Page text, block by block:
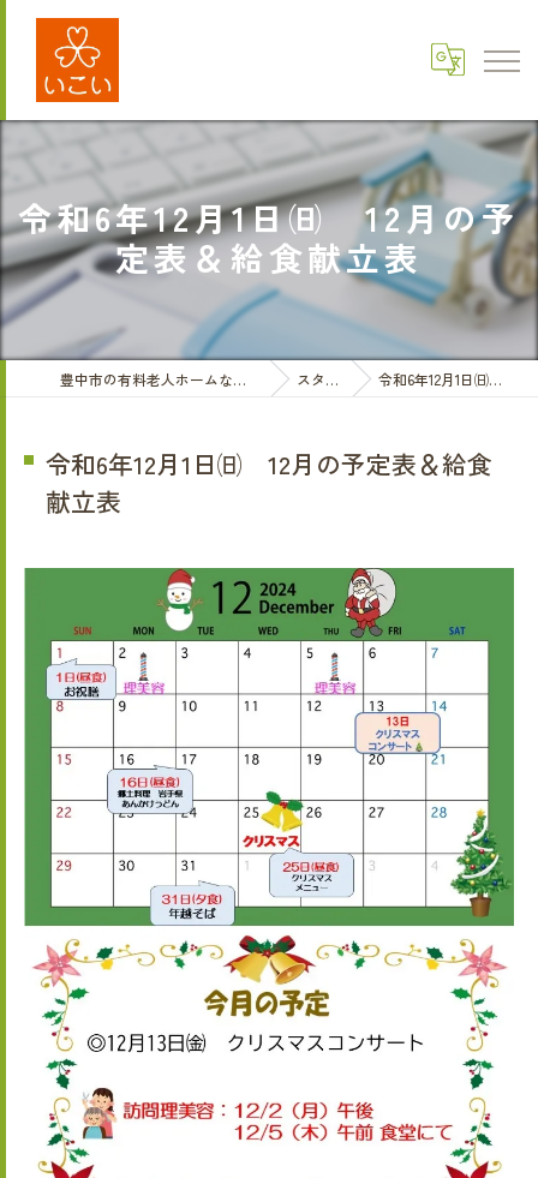
令和6年12月1日㈰ 12月の予
定表＆給食献立表
豊中市の有料老人ホームなら医療法人三和会 有料老人ホームいこい スタッフブログ 令和6年12月1日㈰ 12月の予定表＆給食献立表
令和6年12月1日㈰ 12月の予定表＆給食
献立表